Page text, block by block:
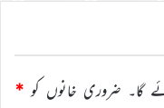
گا۔ ضروری خانوں کو *